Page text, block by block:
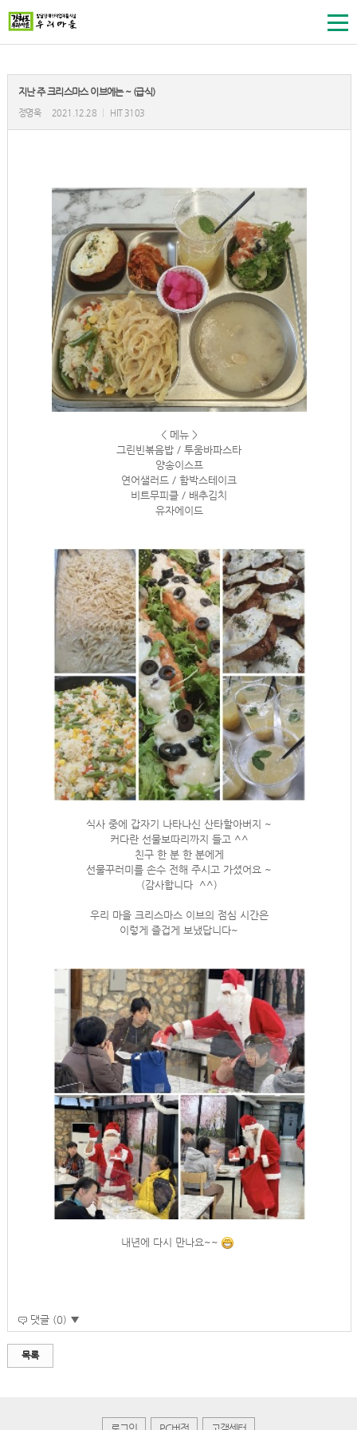
지난 주 크리스마스 이브에는 ~ (급식)
정명욱 2021.12.28 HIT 3103
< 메뉴 >
그린빈볶음밥 / 투움바파스타
양송이스프
연어샐러드 / 함박스테이크
비트무피클 / 배추김치
유자에이드
식사 중에 갑자기 나타나신 산타할아버지 ~
커다란 선물보따리까지 들고 ^^
친구 한 분 한 분에게
선물꾸러미를 손수 전해 주시고 가셨어요 ~
(감사합니다 ^^)
우리 마을 크리스마스 이브의 점심 시간은
이렇게 즐겁게 보냈답니다~
내년에 다시 만나요~~
댓글 (0) ▼
목록